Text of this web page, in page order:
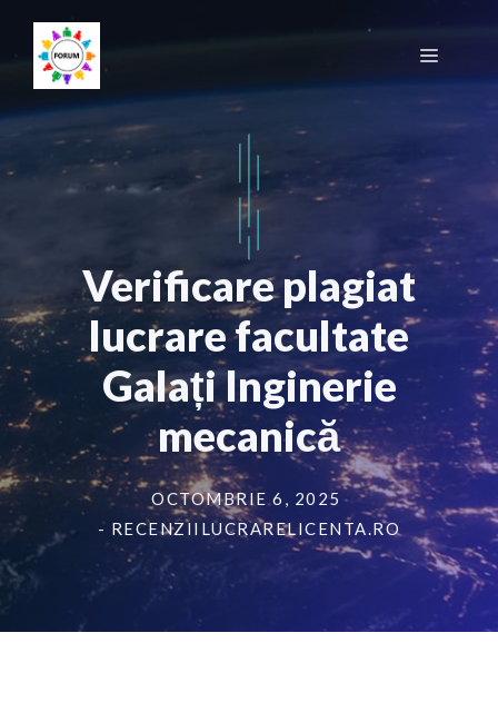
conținut
Meniu
Verificare plagiat
lucrare facultate
Galați Inginerie
mecanică
OCTOMBRIE 6, 2025
- RECENZIILUCRARELICENTA.RO